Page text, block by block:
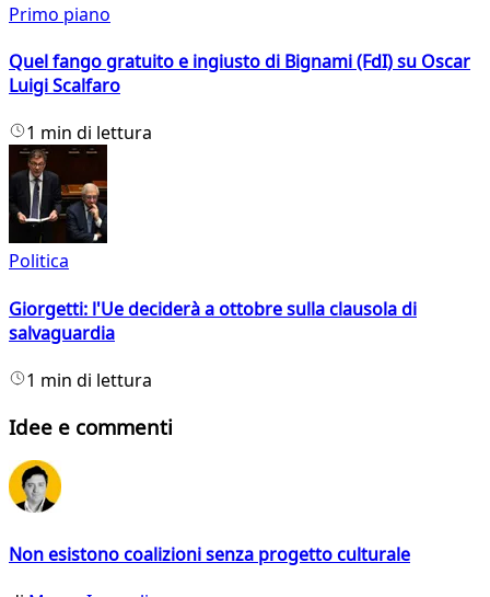
Primo piano
Quel fango gratuito e ingiusto di Bignami (FdI) su Oscar
Luigi Scalfaro
1 min di lettura
Politica
Giorgetti: l'Ue deciderà a ottobre sulla clausola di
salvaguardia
1 min di lettura
Idee e commenti
Non esistono coalizioni senza progetto culturale